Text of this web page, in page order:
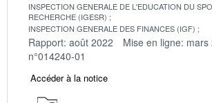
INSPECTION GENERALE DE L'EDUCATION DU
RECHERCHE (IGESR)
INSPECTION GENERALE DES FINANCES (IGF)
Rapport: août 2022 Mise en ligne: mars
n°014240-01
Accéder à la notice